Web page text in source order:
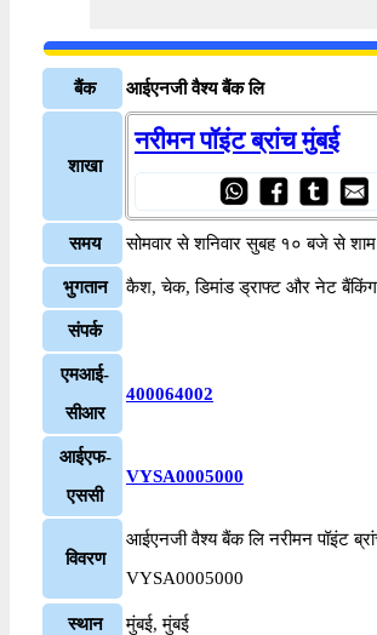
बैंक आईएनजी वैश्य बैंक लि
शाखा
नरीमन पॉइंट ब्रांच मुंबई
समय सोमवार से शनिवार सुबह १० बजे से
भुगतान कैश, चेक, डिमांड ड्राफ्ट और नेट बैंकिंग
संपर्क
एमआई-
सीआर
400064002
आईएफ-
एससी
VYSA0005000
विवरण
आईएनजी वैश्य बैंक लि नरीमन पॉइंट
VYSA0005000
स्थान मुंबई, मुंबई